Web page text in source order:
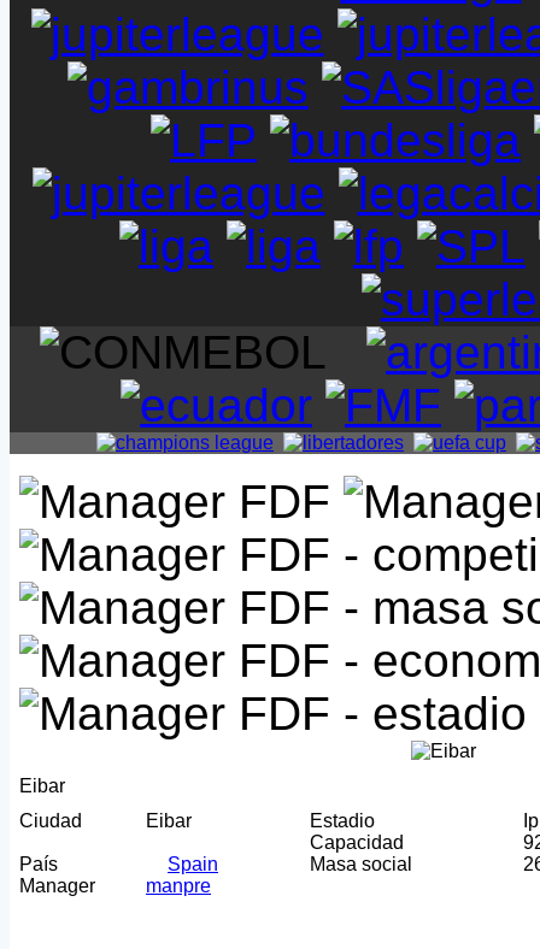
Eibar
Ciudad
Eibar Estadio
Capacidad
País
Spain Masa social
Manager
manpre